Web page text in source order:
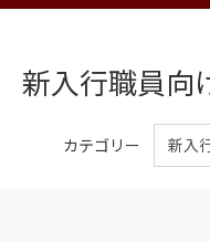
新入行職員向
カテゴリー